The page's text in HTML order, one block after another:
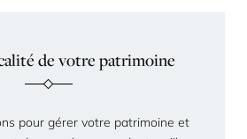
de votre patrimoine
pour gérer votre patrimoine et